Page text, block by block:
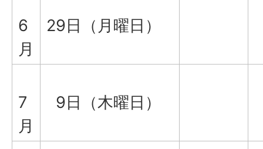
6
月
29日（月曜日）
7
月
9日（木曜日）